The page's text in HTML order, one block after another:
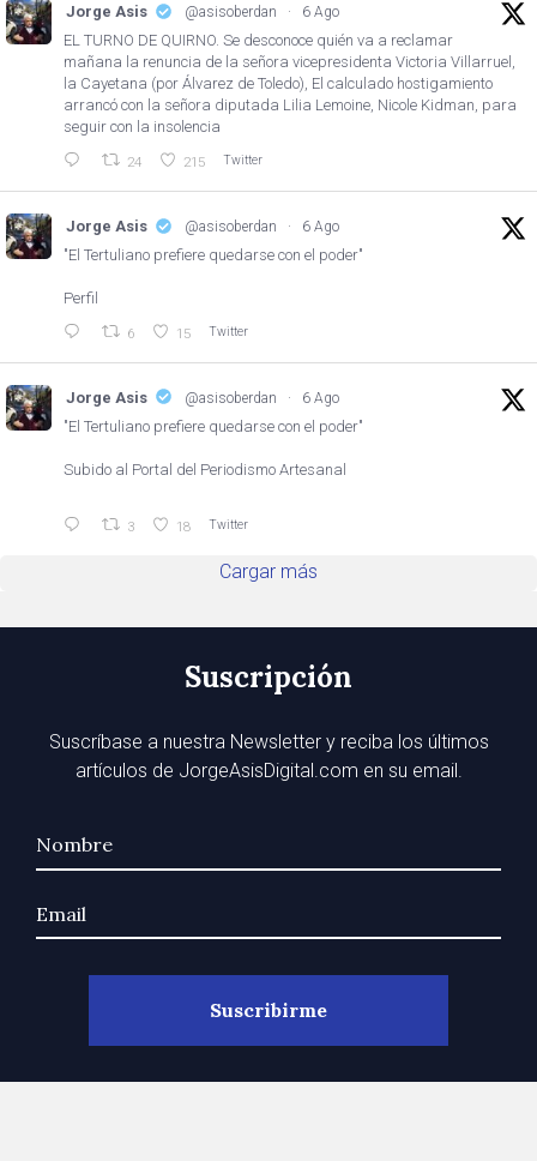
Jorge Asis @asisoberdan · 6 Ago
EL TURNO DE QUIRNO. Se desconoce quién va a reclamar
mañana la renuncia de la señora vicepresidenta Victoria Villarruel,
la Cayetana (por Álvarez de Toledo), El calculado hostigamiento
arrancó con la señora diputada Lilia Lemoine, Nicole Kidman, para
seguir con la insolencia
24 215 Twitter
Jorge Asis @asisoberdan · 6 Ago
"El Tertuliano prefiere quedarse con el poder"
Perfil
6 15 Twitter
Jorge Asis @asisoberdan · 6 Ago
"El Tertuliano prefiere quedarse con el poder"
Subido al Portal del Periodismo Artesanal
3 18 Twitter
Cargar más
Suscripción
Suscríbase a nuestra Newsletter y reciba los últimos
artículos de JorgeAsisDigital.com en su email.